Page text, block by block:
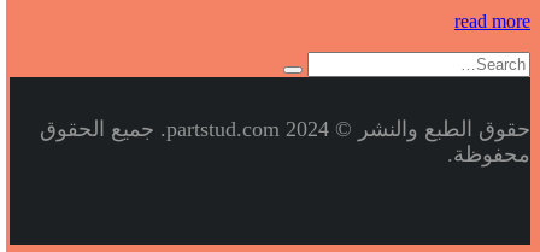
read more
حقوق الطبع والنشر © 2024 partstud.com. جميع الحقوق
محفوظة.